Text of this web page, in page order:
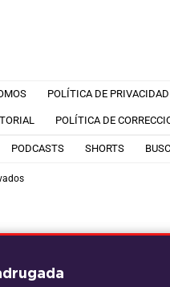
POLÍTICA DE PRIVACIDAD
POLÍTICA DE
PODCASTS SHORTS